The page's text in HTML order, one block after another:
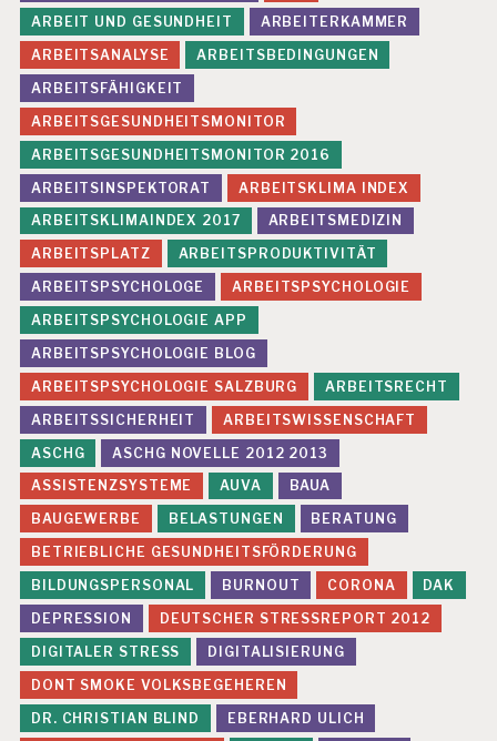
ARBEIT UND GESUNDHEIT
ARBEITERKAMMER
ARBEITSANALYSE
ARBEITSBEDINGUNGEN
ARBEITSFÄHIGKEIT
ARBEITSGESUNDHEITSMONITOR
ARBEITSGESUNDHEITSMONITOR 2016
ARBEITSINSPEKTORAT
ARBEITSKLIMA INDEX
ARBEITSKLIMAINDEX 2017
ARBEITSMEDIZIN
ARBEITSPLATZ
ARBEITSPRODUKTIVITÄT
ARBEITSPSYCHOLOGE
ARBEITSPSYCHOLOGIE
ARBEITSPSYCHOLOGIE APP
ARBEITSPSYCHOLOGIE BLOG
ARBEITSPSYCHOLOGIE SALZBURG
ARBEITSRECHT
ARBEITSSICHERHEIT
ARBEITSWISSENSCHAFT
ASCHG
ASCHG NOVELLE 2012 2013
ASSISTENZSYSTEME
AUVA
BAUA
BAUGEWERBE
BELASTUNGEN
BERATUNG
BETRIEBLICHE GESUNDHEITSFÖRDERUNG
BILDUNGSPERSONAL
BURNOUT CORONA
DAK
DEPRESSION
DEUTSCHER STRESSREPORT 2012
DIGITALER STRESS
DIGITALISIERUNG
DONT SMOKE VOLKSBEGEHEREN
DR. CHRISTIAN BLIND
EBERHARD ULICH